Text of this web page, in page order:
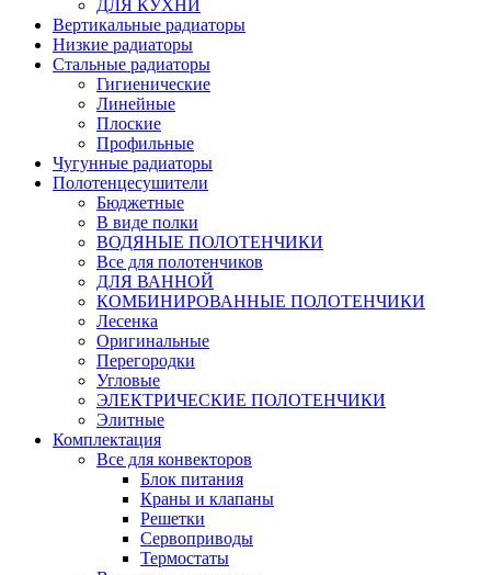
ДЛЯ КУХНИ
Вертикальные радиаторы
Низкие радиаторы
Стальные радиаторы
Гигиенические
Линейные
Плоские
Профильные
Чугунные радиаторы
Полотенцесушители
Бюджетные
В виде полки
ВОДЯНЫЕ ПОЛОТЕНЧИКИ
Все для полотенчиков
ДЛЯ ВАННОЙ
КОМБИНИРОВАННЫЕ ПОЛОТЕНЧИКИ
Лесенка
Оригинальные
Перегородки
Угловые
ЭЛЕКТРИЧЕСКИЕ ПОЛОТЕНЧИКИ
Элитные
Комплектация
Все для конвекторов
Блок питания
Краны и клапаны
Решетки
Сервоприводы
Термостаты